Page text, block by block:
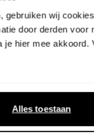
gebruiken wij
door derden voor
hier mee akkoord.
Alles toestaan
woon-,
kleuren!
en